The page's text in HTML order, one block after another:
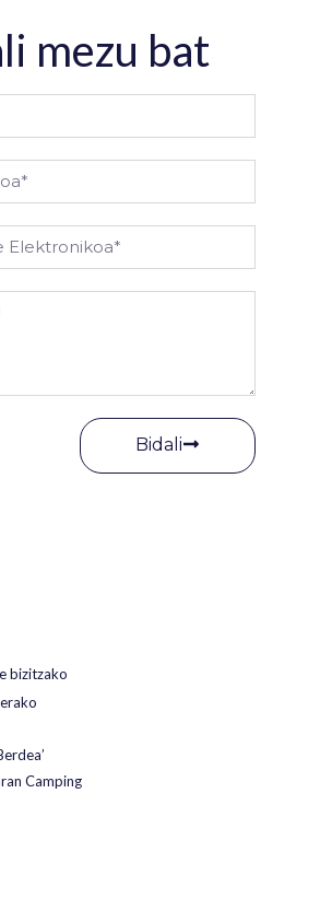
mezu bat
Bidali
bizitzako
Camping